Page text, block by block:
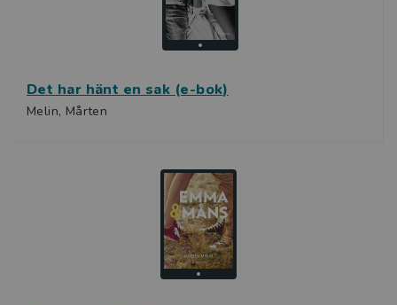
Det har hänt en sak (e-bok)
Melin, Mårten